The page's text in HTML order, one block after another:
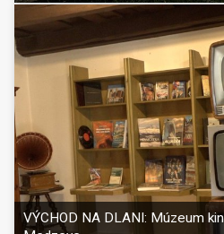
VÝCHOD NA DLANI: Múzeum